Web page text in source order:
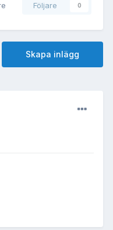
Följare 0
Skapa inlägg